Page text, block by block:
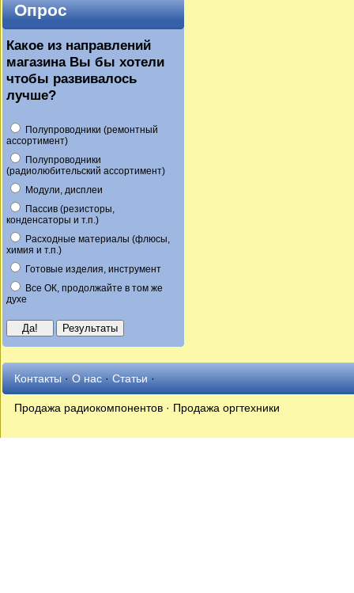
Опрос
Какое из направлений
магазина Вы бы хотели
чтобы развивалось
лучше?
Полупроводники (ремонтный
ассортимент)
Полупроводники
(радиолюбительский ассортимент)
Модули, дисплеи
Пассив (резисторы,
конденсаторы и т.п.)
Расходные материалы (флюсы,
химия и т.п.)
Готовые изделия, инструмент
Все ОК, продолжайте в том же
духе
Контакты·О нас·Статьи·
Продажа радиокомпонентов · Продажа оргтехники